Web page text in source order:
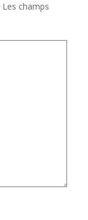
Les champs